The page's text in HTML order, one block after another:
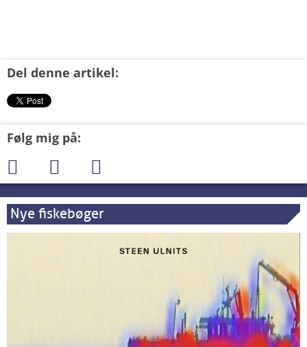
Del denne artikel:
Følg mig på:
Nye fiskebøger